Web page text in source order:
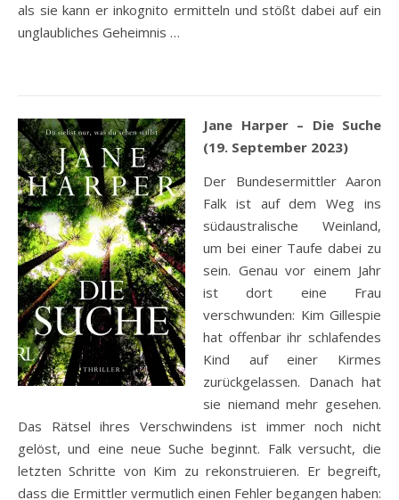
als sie kann er inkognito ermitteln und stößt dabei auf ein
unglaubliches Geheimnis …
Jane Harper – Die Suche
(19. September 2023)
Der Bundesermittler Aaron
Falk ist auf dem Weg ins
südaustralische Weinland,
um bei einer Taufe dabei zu
sein. Genau vor einem Jahr
ist dort eine Frau
verschwunden: Kim Gillespie
hat offenbar ihr schlafendes
Kind auf einer Kirmes
zurückgelassen. Danach hat
sie niemand mehr gesehen.
Das Rätsel ihres Verschwindens ist immer noch nicht
gelöst, und eine neue Suche beginnt. Falk versucht, die
letzten Schritte von Kim zu rekonstruieren. Er begreift,
dass die Ermittler vermutlich einen Fehler begangen haben: